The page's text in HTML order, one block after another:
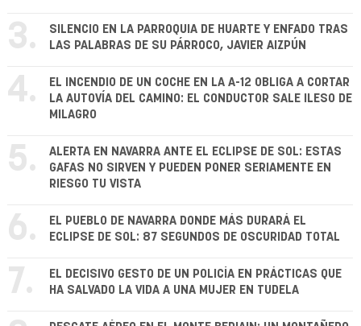
3.
SILENCIO EN LA PARROQUIA DE HUARTE Y ENFADO TRAS
LAS PALABRAS DE SU PÁRROCO, JAVIER AIZPÚN
4.
EL INCENDIO DE UN COCHE EN LA A-12 OBLIGA A CORTAR
LA AUTOVÍA DEL CAMINO: EL CONDUCTOR SALE ILESO DE
MILAGRO
5.
ALERTA EN NAVARRA ANTE EL ECLIPSE DE SOL: ESTAS
GAFAS NO SIRVEN Y PUEDEN PONER SERIAMENTE EN
RIESGO TU VISTA
6.
EL PUEBLO DE NAVARRA DONDE MÁS DURARÁ EL
ECLIPSE DE SOL: 87 SEGUNDOS DE OSCURIDAD TOTAL
7.
EL DECISIVO GESTO DE UN POLICÍA EN PRÁCTICAS QUE
HA SALVADO LA VIDA A UNA MUJER EN TUDELA